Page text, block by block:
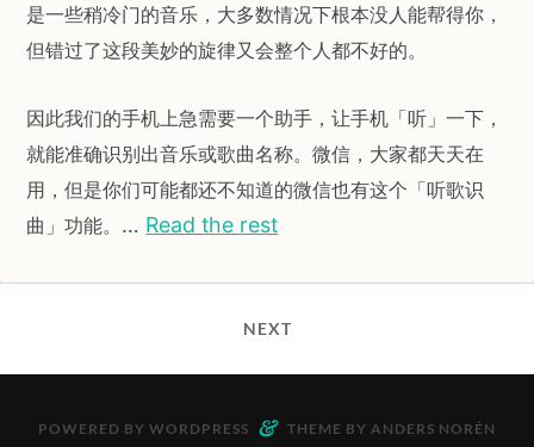
是一些稍冷门的音乐，大多数情况下根本没人能帮得你，
但错过了这段美妙的旋律又会整个人都不好的。
因此我们的手机上急需要一个助手，让手机「听」一下，
就能准确识别出音乐或歌曲名称。微信，大家都天天在
用，但是你们可能都还不知道的微信也有这个「听歌识
曲」功能。 … Read the rest
NEXT
POWERED BY WORDPRESS & THEME BY ANDERS NORÉN